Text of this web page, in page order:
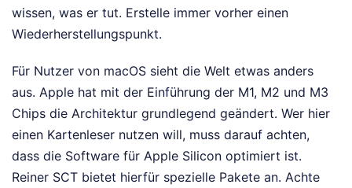
wissen, was er tut. Erstelle immer vorher einen
Wiederherstellungspunkt.
Für Nutzer von macOS sieht die Welt etwas anders
aus. Apple hat mit der Einführung der M1, M2 und M3
Chips die Architektur grundlegend geändert. Wer hier
einen Kartenleser nutzen will, muss darauf achten,
dass die Software für Apple Silicon optimiert ist.
Reiner SCT bietet hierfür spezielle Pakete an. Achte